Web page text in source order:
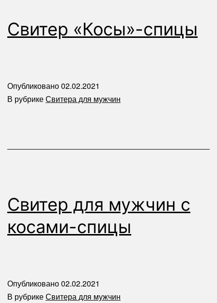
Свитер «Косы»-спицы
Опубликовано02.02.2021
В рубрикеСвитера для мужчин
Свитер для мужчин с
косами-спицы
Опубликовано02.02.2021
В рубрикеСвитера для мужчин